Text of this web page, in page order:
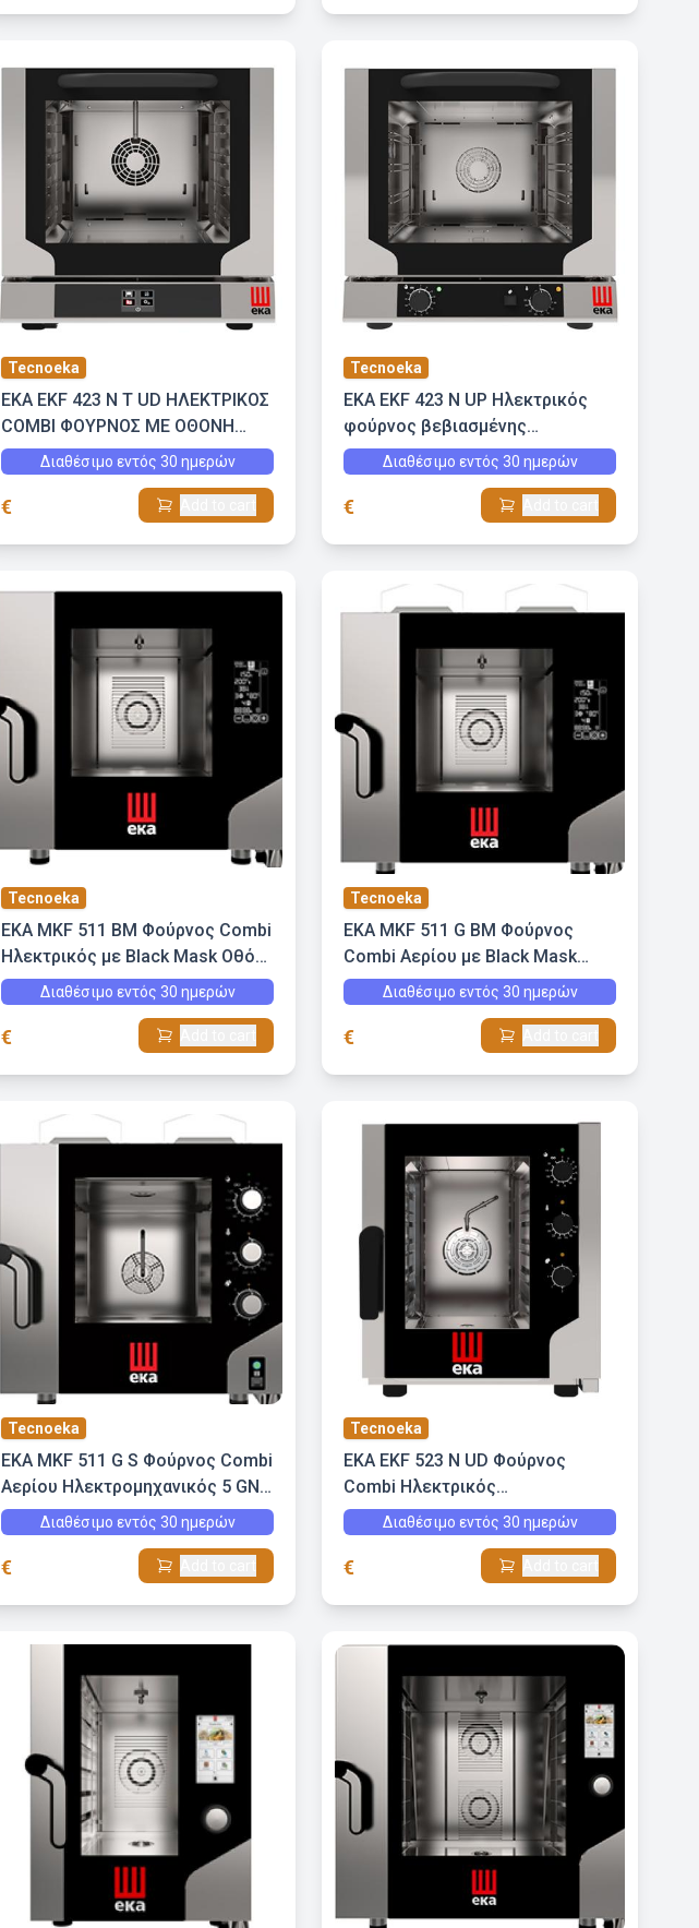
Tecnoeka
EKA EKF 423 N T UD ΗΛΕΚΤΡΙΚΟΣ
COMBI ΦΟΥΡΝΟΣ ΜΕ ΟΘΟΝΗ
ΑΦΗΣ ΚΑΙ ΕΜΜΕΣΗ ΥΓΡΑΣΙΑ
Διαθέσιμο εντός 30 ημερών
€
Tecnoeka
EKA EKF 423 N UP Ηλεκτρικός
φούρνος βεβιασμένης
κυκλοφορίας 4 ταψιά με έμμεση
υγρασία
Διαθέσιμο εντός 30 ημερών
€
Tecnoeka
EKA MKF 511 BM Φούρνος Combi
Ηλεκτρικός με Black Mask Οθόνη
Αφής 5 GN 1/1
Διαθέσιμο εντός 30 ημερών
€
Tecnoeka
EKA MKF 511 G BM Φούρνος
Combi Αερίου με Black Mask
Οθόνη Αφής 5 GN 1/1
Διαθέσιμο εντός 30 ημερών
€
Tecnoeka
EKA MKF 511 G S Φούρνος Combi
Αερίου Ηλεκτρομηχανικός 5 GN
1/1
Διαθέσιμο εντός 30 ημερών
€
Tecnoeka
EKA EKF 523 N UD Φούρνος
Combi Ηλεκτρικός
Ηλεκτρομηχανικός 5 GN 2/3
Διαθέσιμο εντός 30 ημερών
€